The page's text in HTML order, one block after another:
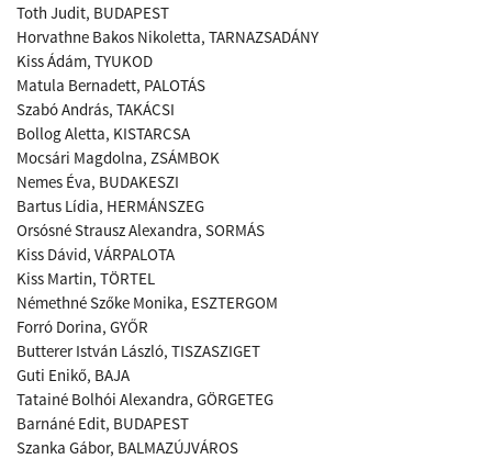
Toth Judit, BUDAPEST
Horvathne Bakos Nikoletta, TARNAZSADÁNY
Kiss Ádám, TYUKOD
Matula Bernadett, PALOTÁS
Szabó András, TAKÁCSI
Bollog Aletta, KISTARCSA
Mocsári Magdolna, ZSÁMBOK
Nemes Éva, BUDAKESZI
Bartus Lídia, HERMÁNSZEG
Orsósné Strausz Alexandra, SORMÁS
Kiss Dávid, VÁRPALOTA
Kiss Martin, TÖRTEL
Némethné Szőke Monika, ESZTERGOM
Forró Dorina, GYŐR
Butterer István László, TISZASZIGET
Guti Enikő, BAJA
Tatainé Bolhói Alexandra, GÖRGETEG
Barnáné Edit, BUDAPEST
Szanka Gábor, BALMAZÚJVÁROS